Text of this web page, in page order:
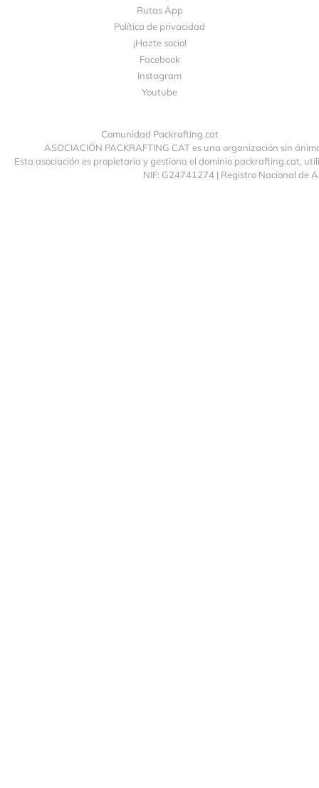
Rutas App
Política de privacidad
¡Hazte socio!
Facebook
Instagram
Youtube
Comunidad Packrafting.cat
ASOCIACIÓN PACKRAFTING CAT es una organización sin
Esta asociación es propietaria y gestiona el dominio packrafting.cat,
NIF: G24741274 | Registro Nacional de